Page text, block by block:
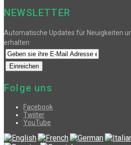
NEWSLETTER
Automatische Updates für Neuigkeiten
erhalten
Folge uns
Facebook
Twiiter
YouTube